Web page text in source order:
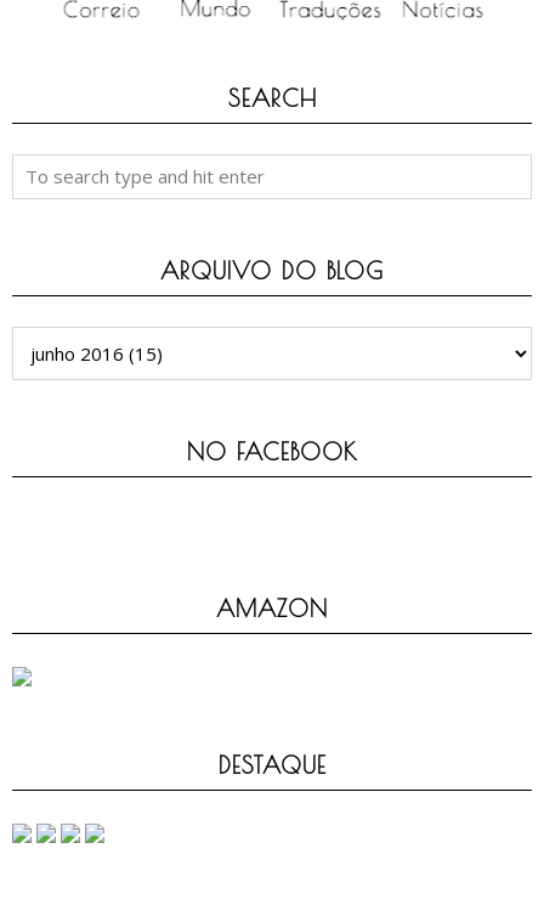
SEARCH
ARQUIVO DO BLOG
NO FACEBOOK
AMAZON
DESTAQUE